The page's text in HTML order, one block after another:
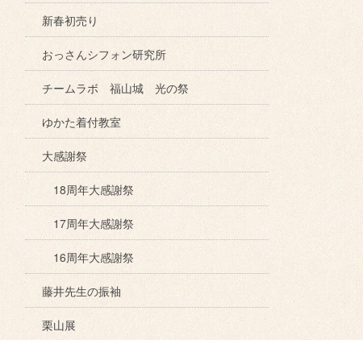
新春初売り
おっさんシフォン研究所
チームラボ 福山城 光の祭
ゆかた着付教室
大感謝祭
18周年大感謝祭
17周年大感謝祭
16周年大感謝祭
藤井先生の振袖
栗山展